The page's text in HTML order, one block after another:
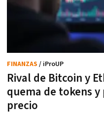
Rival de Bitcoin y
quema de tokens
precio
FINANZAS / iProUP